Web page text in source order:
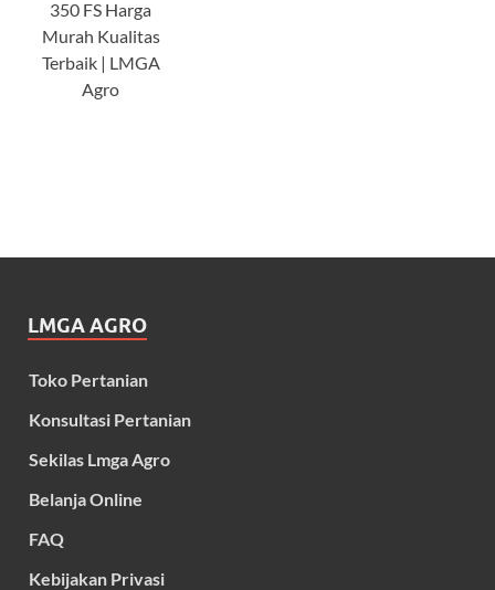
350 FS Harga
Murah Kualitas
Terbaik | LMGA
Agro
LMGA AGRO
Toko Pertanian
Konsultasi Pertanian
Sekilas Lmga Agro
Belanja Online
FAQ
Kebijakan Privasi